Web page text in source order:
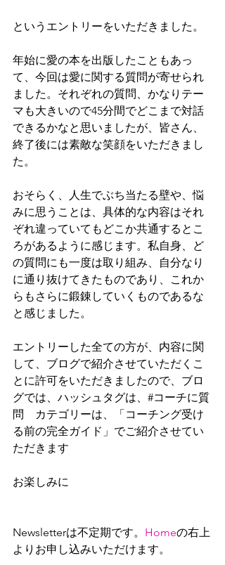
というエントリーをいただきました。
年始に愛の本を出版したこともあっ
て、今回は愛に関する質問が寄せられ
ました。それぞれの質問、かなりテー
マも大きいので45分間でどこまで対話
できるかなと思いましたが、皆さん、
終了後には素敵な笑顔をいただきまし
た。
おそらく、人生でぶち当たる壁や、悩
みに思うことは、具体的な内容はそれ
ぞれ違っていてもどこか共通するとこ
ろがあるように感じます。私自身、ど
の質問にも一度は取り組み、自分なり
に通り抜けてきたものであり、これか
らもさらに鍛錬していくものであるな
と感じました。
エントリーした全ての方が、内容に関
して、ブログで紹介させていただくこ
とに許可をいただきましたので、ブロ
グでは、ハッシュタグは、#コーチに質
問　カテゴリーは、「コーチング受け
る前の完全ガイド」でご紹介させてい
ただきます
お楽しみに
Newsletterは不定期です。 Homeの右上
よりお申し込みいただけます。